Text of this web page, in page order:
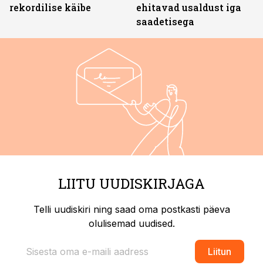
rekordilise käibe
ehitavad usaldust iga
saadetisega
LIITU UUDISKIRJAGA
Telli uudiskiri ning saad oma postkasti päeva
olulisemad uudised.
Liitun